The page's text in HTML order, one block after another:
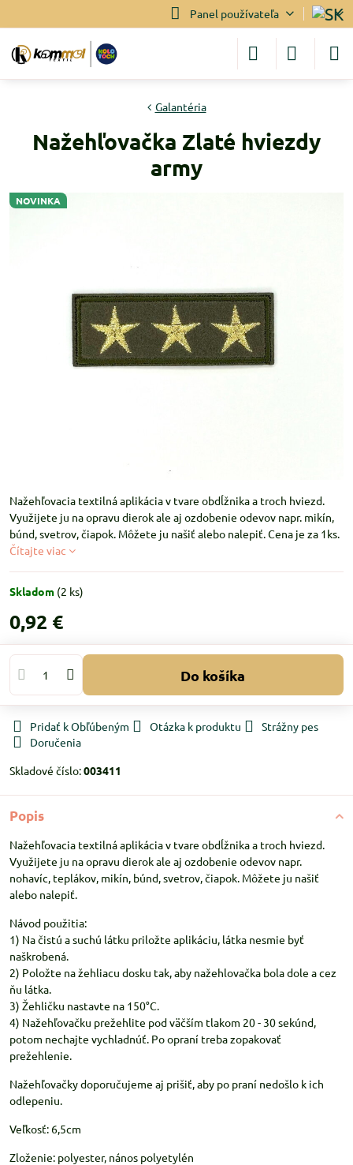
Panel používateľa
NOVINKA
Galantéria
Nažehľovačka Zlaté hviezdy
army
Nažehľovacia textilná aplikácia v tvare obdĺžnika a troch hviezd.
Využijete ju na opravu dierok ale aj ozdobenie odevov napr. mikín,
búnd, svetrov, čiapok. Môžete ju našiť alebo nalepiť. Cena je za 1ks.
Čítajte viac
Skladom (2 ks)
0,92 €
Do košíka
Pridať k Obľúbeným Otázka k produktu
Strážny pes
Doručenia
Skladové číslo:003411
Popis
Nažehľovacia textilná aplikácia v tvare obdĺžnika a troch hviezd.
Využijete ju na opravu dierok ale aj ozdobenie odevov napr.
nohavíc, teplákov, mikín, búnd, svetrov, čiapok. Môžete ju našiť
alebo nalepiť.
Návod použitia:
1) Na čistú a suchú látku priložte aplikáciu, látka nesmie byť
naškrobená.
2) Položte na žehliacu dosku tak, aby nažehlovačka bola dole a cez
ňu látka.
3) Žehličku nastavte na 150°C.
4) Nažehľovačku prežehlite pod väčším tlakom 20 - 30 sekúnd,
potom nechajte vychladnúť. Po opraní treba zopakovať
prežehlenie.
Nažehľovačky doporučujeme aj prišiť, aby po praní nedošlo k ich
odlepeniu.
Veľkosť: 6,5cm
Zloženie: polyester, nános polyetylén